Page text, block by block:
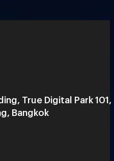
True Digital Park 101,
Bangkok